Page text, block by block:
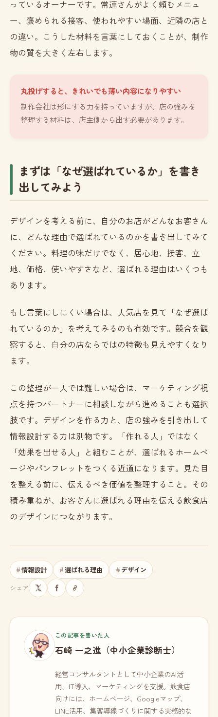
っているオーナーです。常連さんがよく頼むメニュ
ー、褒められる接客、使われやすい場面、近隣の店と
の違い。こうした材料を言葉にしておくことが、制作
物の質を大きく左右します。
丸投げすると、きれいでも薄い内容になりやすい
制作会社は形にする力を持っていますが、店の強みを
整理する材料は、店主側から出す必要があります。
まずは「なぜ選ばれているか」を書き
出してみよう
デザインを考える前に、自分のお店がどんなお客さん
に、どんな理由で選ばれているのかを書き出してみて
ください。料理の味だけでなく、居心地、接客、立
地、価格、使いやすさなど、選ばれる理由はいくつも
あります。
もし言葉にしにくい場合は、人気店を見て「なぜ選ば
れているのか」を考えてみるのも有効です。競合を観
察すると、自分の店ならではの特徴も見えやすくなり
ます。
この整理が一人では難しい場合は、マーケティング視
点を持つパートナーに相談しながら進めることも選択
肢です。デザインを作る力と、店の強みを引き出して
情報設計する力は別物です。「作れる人」ではなく
「効果を出せる人」と組むことが、選ばれるホームペ
ージやパンフレットをつくる近道になります。見た目
を整える前に、伝えるべき価値を整理すること。その
積み重ねが、お客さんに選ばれる理由を伝える飲食店
のデザインにつながります。
情報設計 選ばれる理由 デザイン
シェア
この記事を書いた人
石崎 一之進（中小企業診断士）
経営コンサルタントとして中小企業のAI活
用、IT導入、マーケティングを支援。飲食店
向けには、ホームページ、Googleマップ、
LINE活用、集客導線づくりに関する実務的な